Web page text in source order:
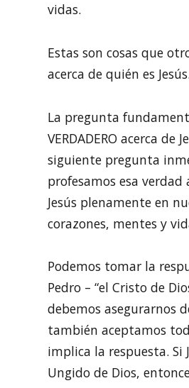
vidas.
Estas son cosas que
acerca de quién es Jesús.
La pregunta
VERDADERO acerca de
siguiente pregunta
profesamos esa verdad
Jesús plenamente en
corazones, mentes y
Podemos tomar la
Pedro – “el Cristo de
debemos asegurarnos
también aceptamos
implica la respuesta. Si
Ungido de Dios,